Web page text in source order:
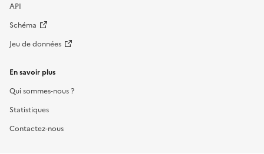
API
Schéma
Jeu de données
En savoir plus
Qui sommes-nous ?
Statistiques
Contactez-nous